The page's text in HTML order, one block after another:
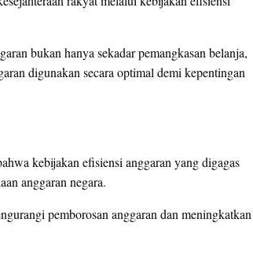
bukan hanya sekadar pemangkasan belanja,
digunakan secara optimal demi kepentingan
kebijakan efisiensi anggaran yang digagas
anggaran negara.
pemborosan anggaran dan meningkatkan